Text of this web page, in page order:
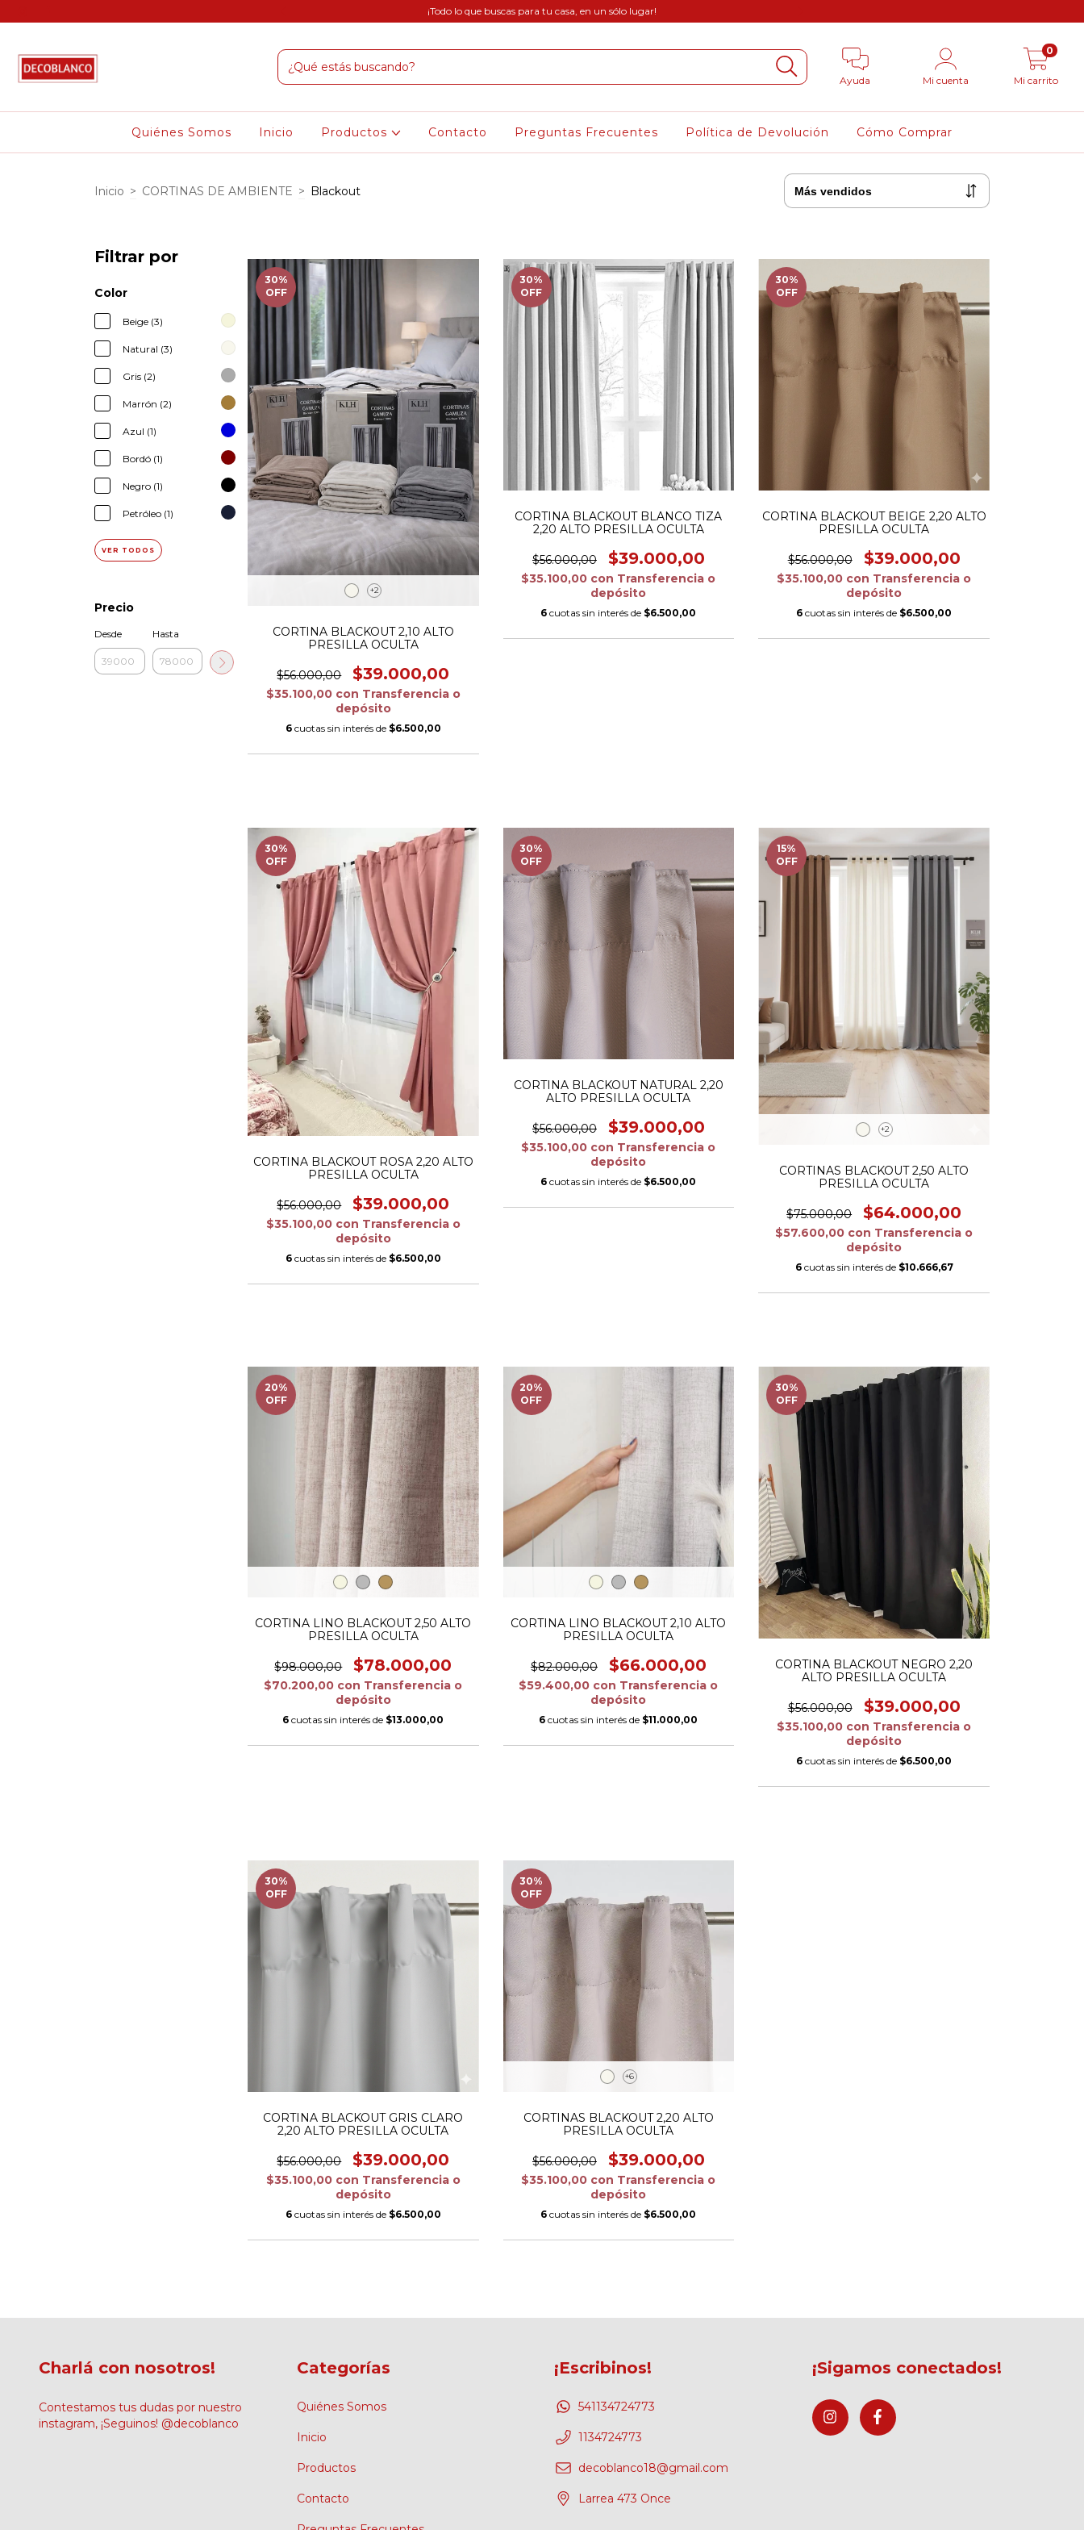
¡Todo lo que buscas para tu casa, en un sólo lugar!
Ayuda Mi cuenta Mi carrito
0
Quiénes Somos Inicio Productos Contacto Preguntas Frecuentes Política de Devolución Cómo Comprar
Inicio > CORTINAS DE AMBIENTE > Blackout
Filtrar por
Color
Beige (3)
Natural (3)
Gris (2)
Marrón (2)
Azul (1)
Bordó (1)
Negro (1)
Petróleo (1)
VER TODOS
Precio
Desde Hasta
30%
OFF
+2
CORTINA BLACKOUT 2,10 ALTO
PRESILLA OCULTA
$56.000,00 $39.000,00
$35.100,00 con Transferencia o
depósito
6 cuotas sin interés de $6.500,00
30%
OFF
CORTINA BLACKOUT BLANCO TIZA
2,20 ALTO PRESILLA OCULTA
$56.000,00 $39.000,00
$35.100,00 con Transferencia o
depósito
6 cuotas sin interés de $6.500,00
30%
OFF
CORTINA BLACKOUT BEIGE 2,20 ALTO
PRESILLA OCULTA
$56.000,00 $39.000,00
$35.100,00 con Transferencia o
depósito
6 cuotas sin interés de $6.500,00
30%
OFF
CORTINA BLACKOUT ROSA 2,20 ALTO
PRESILLA OCULTA
$56.000,00 $39.000,00
$35.100,00 con Transferencia o
depósito
6 cuotas sin interés de $6.500,00
30%
OFF
CORTINA BLACKOUT NATURAL 2,20
ALTO PRESILLA OCULTA
$56.000,00 $39.000,00
$35.100,00 con Transferencia o
depósito
6 cuotas sin interés de $6.500,00
15%
OFF
+2
CORTINAS BLACKOUT 2,50 ALTO
PRESILLA OCULTA
$75.000,00 $64.000,00
$57.600,00 con Transferencia o
depósito
6 cuotas sin interés de $10.666,67
20%
OFF
CORTINA LINO BLACKOUT 2,50 ALTO
PRESILLA OCULTA
$98.000,00 $78.000,00
$70.200,00 con Transferencia o
depósito
6 cuotas sin interés de $13.000,00
20%
OFF
CORTINA LINO BLACKOUT 2,10 ALTO
PRESILLA OCULTA
$82.000,00 $66.000,00
$59.400,00 con Transferencia o
depósito
6 cuotas sin interés de $11.000,00
30%
OFF
CORTINA BLACKOUT NEGRO 2,20
ALTO PRESILLA OCULTA
$56.000,00 $39.000,00
$35.100,00 con Transferencia o
depósito
6 cuotas sin interés de $6.500,00
30%
OFF
CORTINA BLACKOUT GRIS CLARO
2,20 ALTO PRESILLA OCULTA
$56.000,00 $39.000,00
$35.100,00 con Transferencia o
depósito
6 cuotas sin interés de $6.500,00
30%
OFF
+6
CORTINAS BLACKOUT 2,20 ALTO
PRESILLA OCULTA
$56.000,00 $39.000,00
$35.100,00 con Transferencia o
depósito
6 cuotas sin interés de $6.500,00
Charlá con nosotros!
Contestamos tus dudas por nuestro
instagram, ¡Seguinos! @decoblanco
Categorías
Quiénes Somos
Inicio
Productos
Contacto
¡Escribinos!
541134724773
1134724773
decoblanco18@gmail.com
Larrea 473 Once
¡Sigamos conectados!